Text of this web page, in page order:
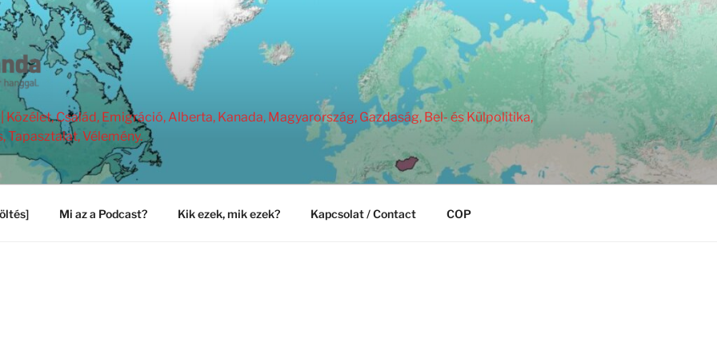
Közélet, Család, Emigráció, Alberta, Kanada, Magyarország, Gazdaság, Bel- és Külpolitika,
Tapasztalat, Vélemény.
Mi az a Podcast? Kik ezek, mik ezek? Kapcsolat / Contact COP